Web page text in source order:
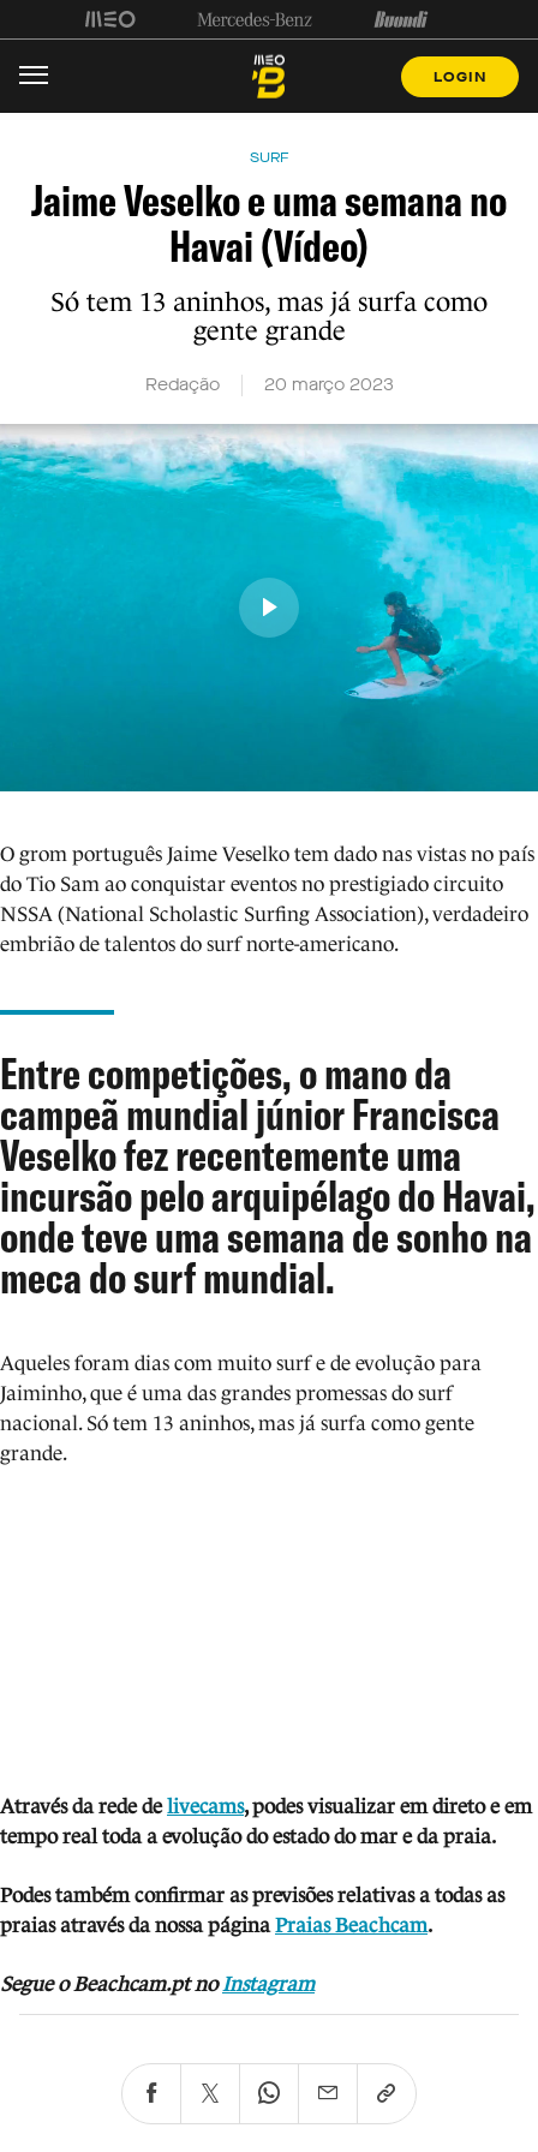
LOGIN
SURF
Jaime Veselko e uma semana no
Havai (Vídeo)
Só tem 13 aninhos, mas já surfa como
gente grande
Redação 20 março 2023
O grom português Jaime Veselko tem dado nas vistas no país
do Tio Sam ao conquistar eventos no prestigiado circuito
NSSA (National Scholastic Surfing Association), verdadeiro
embrião de talentos do surf norte-americano.
Entre competições, o mano da
campeã mundial júnior Francisca
Veselko fez recentemente uma
incursão pelo arquipélago do Havai,
onde teve uma semana de sonho na
meca do surf mundial.
Aqueles foram dias com muito surf e de evolução para
Jaiminho, que é uma das grandes promessas do surf
nacional. Só tem 13 aninhos, mas já surfa como gente
grande.
Através da rede delivecams, podes visualizar em direto e em
tempo real toda a evolução do estado do mar e da praia.
Podes também confirmar as previsões relativas a todas as
praias através da nossa páginaPraias Beachcam.
Segue o Beachcam.pt noInstagram